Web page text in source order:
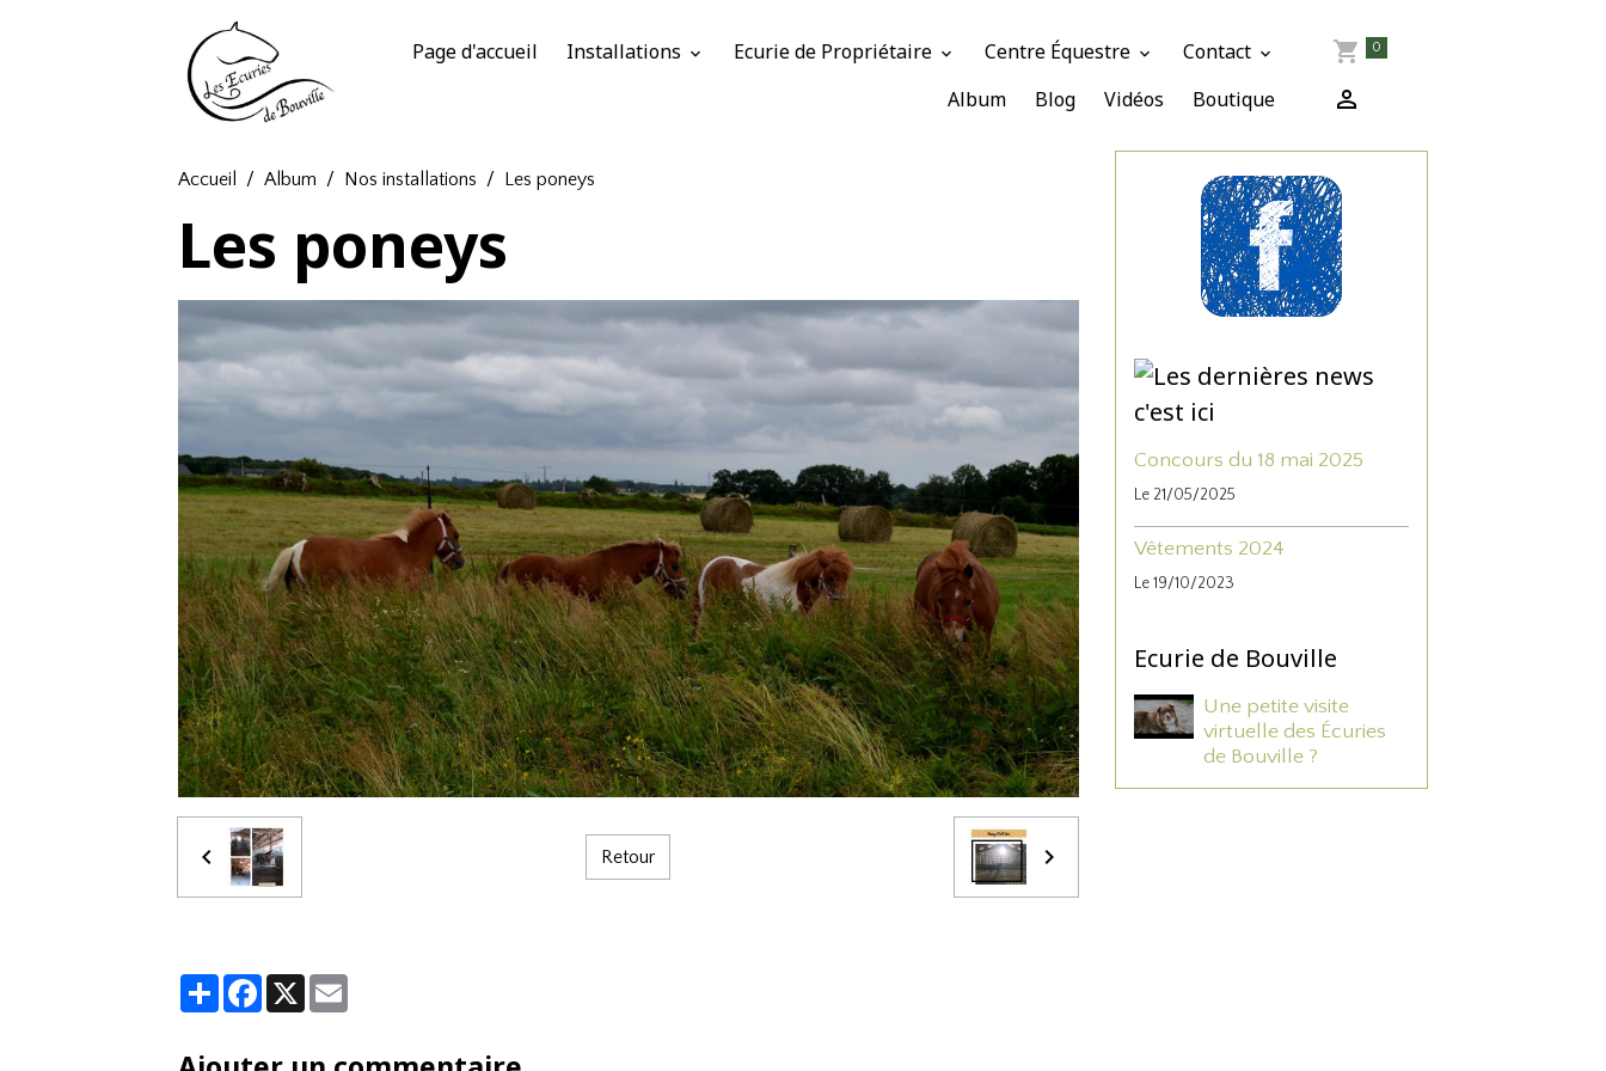
Page d'accueil Installations Ecurie de Propriétaire Centre Équestre
Contact
Album
Blog Vidéos Boutique
0
Accueil Album Nos installations Les poneys
Les poneys
Retour
PartagerFacebook
X
Concours du 18 mai 2025
Le 21/05/2025
Vêtements 2024
Le 19/10/2023
Ecurie de Bouville
Une petite visite
virtuelle des Écuries
de Bouville ?